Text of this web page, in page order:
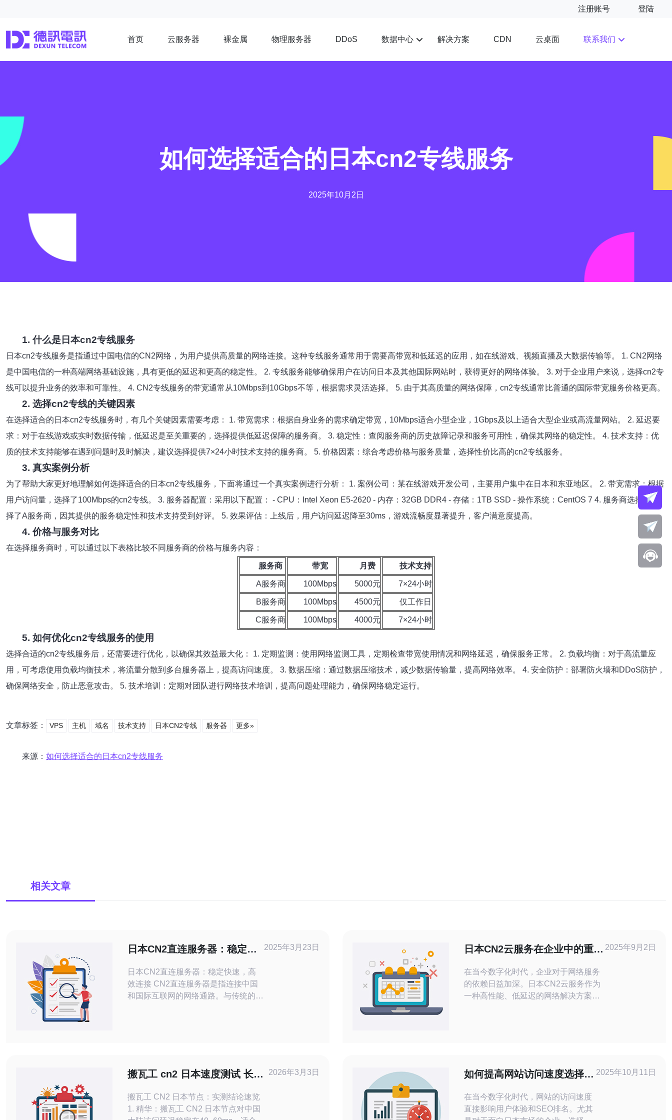
注册账号 登陆
首页 云服务器 裸金属 物理服务器 DDoS 数据中心 解决方案 CDN 云桌面 联系我们
如何选择适合的日本cn2专线服务
2025年10月2日
1. 什么是日本cn2专线服务
日本cn2专线服务是指通过中国电信的CN2网络，为用户提供高质量的网络连接。这种专线服务通常用于需要高带宽和低延迟的应用，如在线游戏、视频直播及大数据传输等。 1. CN2网络
是中国电信的一种高端网络基础设施，具有更低的延迟和更高的稳定性。 2. 专线服务能够确保用户在访问日本及其他国际网站时，获得更好的网络体验。 3. 对于企业用户来说，选择cn2专
线可以提升业务的效率和可靠性。 4. CN2专线服务的带宽通常从10Mbps到10Gbps不等，根据需求灵活选择。 5. 由于其高质量的网络保障，cn2专线通常比普通的国际带宽服务价格更高。
2. 选择cn2专线的关键因素
在选择适合的日本cn2专线服务时，有几个关键因素需要考虑： 1. 带宽需求：根据自身业务的需求确定带宽，10Mbps适合小型企业，1Gbps及以上适合大型企业或高流量网站。 2. 延迟要
求：对于在线游戏或实时数据传输，低延迟是至关重要的，选择提供低延迟保障的服务商。 3. 稳定性：查阅服务商的历史故障记录和服务可用性，确保其网络的稳定性。 4. 技术支持：优
质的技术支持能够在遇到问题时及时解决，建议选择提供7×24小时技术支持的服务商。 5. 价格因素：综合考虑价格与服务质量，选择性价比高的cn2专线服务。
3. 真实案例分析
为了帮助大家更好地理解如何选择适合的日本cn2专线服务，下面将通过一个真实案例进行分析： 1. 案例公司：某在线游戏开发公司，主要用户集中在日本和东亚地区。 2. 带宽需求：根据
用户访问量，选择了100Mbps的cn2专线。 3. 服务器配置：采用以下配置： - CPU：Intel Xeon E5-2620 - 内存：32GB DDR4 - 存储：1TB SSD - 操作系统：CentOS 7 4. 服务商选择：选
择了A服务商，因其提供的服务稳定性和技术支持受到好评。 5. 效果评估：上线后，用户访问延迟降至30ms，游戏流畅度显著提升，客户满意度提高。
4. 价格与服务对比
在选择服务商时，可以通过以下表格比较不同服务商的价格与服务内容：
服务商 带宽 月费 技术支持
A服务商 100Mbps 5000元 7×24小时
B服务商 100Mbps 4500元 仅工作日
C服务商 100Mbps 4000元 7×24小时
5. 如何优化cn2专线服务的使用
选择合适的cn2专线服务后，还需要进行优化，以确保其效益最大化： 1. 定期监测：使用网络监测工具，定期检查带宽使用情况和网络延迟，确保服务正常。 2. 负载均衡：对于高流量应
用，可考虑使用负载均衡技术，将流量分散到多台服务器上，提高访问速度。 3. 数据压缩：通过数据压缩技术，减少数据传输量，提高网络效率。 4. 安全防护：部署防火墙和DDoS防护，
确保网络安全，防止恶意攻击。 5. 技术培训：定期对团队进行网络技术培训，提高问题处理能力，确保网络稳定运行。
文章标签： VPS 主机 域名 技术支持 日本CN2专线 服务器 更多»
来源： 如何选择适合的日本cn2专线服务
相关文章
日本CN2直连服务器：稳定快
日本CN2直连服务器：稳定快速，高
效连接 CN2直连服务器是指连接中国
和国际互联网的网络通路。与传统的服
作为一个亚洲地
2025年3月23日
日本CN2云服务在企业中的重要
在当今数字化时代，企业对于网络服务
的依赖日益加深。日本CN2云服务作为
一种高性能、低延迟的网络解决方案，
通过专线连接实现低延迟和高带宽，主
要面向需要高效网络服务
2025年9月2日
搬瓦工 cn2 日本速度测试 长期
搬瓦工 CN2 日本节点：实测结论速览
1. 精华：搬瓦工 CN2 日本节点对中国
2026年3月3日
如何提高网站访问速度选择日
在当今数字化时代，网站的访问速度
直接影响用户体验和SEO排名。尤其
2025年10月11日